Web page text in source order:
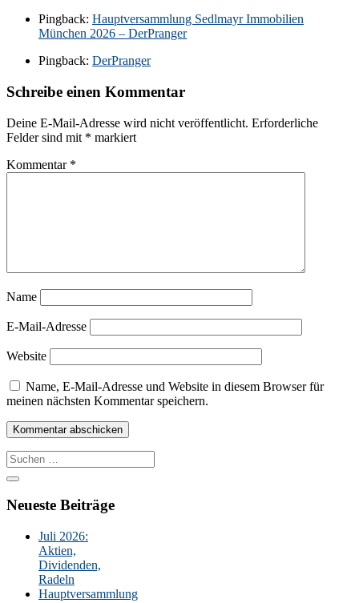
Pingback: Hauptversammlung Sedlmayr Immobilien
München 2026 – DerPranger
Pingback: DerPranger
Schreibe einen Kommentar
Deine E-Mail-Adresse wird nicht veröffentlicht. Erforderliche
Felder sind mit * markiert
Kommentar *
Name
E-Mail-Adresse
Website
Name, E-Mail-Adresse und Website in diesem Browser für
meinen nächsten Kommentar speichern.
Suche
nach:
Neueste Beiträge
Juli 2026:
Aktien,
Dividenden,
Radeln
Hauptversammlung